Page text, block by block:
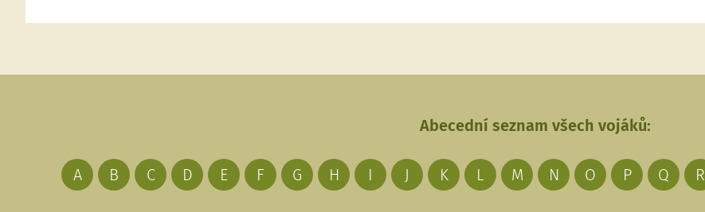
Abecední seznam všech vojáků:
A B C D E F G H I J K L M N O P Q R